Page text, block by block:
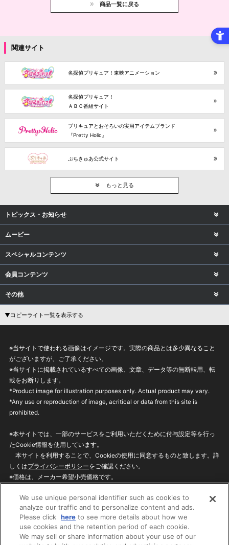
商品一覧に戻る
関連サイト
名探偵プリキュア！東映アニメーション
名探偵プリキュア！
ＡＢＣ番組サイト
プリキュアとおそろいの実用アイテムブランド
『Pretty Holic』
ぷちきゅあ公式サイト
もっと見る
トピックス・お知らせ
ムービー
スペシャルコンテンツ
会員コンテンツ
その他
▼コピーライト一覧を表示する
※当サイトで使われる画像はイメージです。実際の商品とは多少異なること
がございますが、ご了承ください。
※当サイトに掲載されているすべての画像、文章、データ等の無断転用、転
載をお断りします。
*Product image for illustration purposes only. Actual product may vary.
*Any use or reproduction of image, acritical or data from this site is
prohibited.
※本サイトでは、一部のサービスをご利用いただくために付与設定等を行っ
たCookie情報を使用しています。
本サイトを利用することで、Cookieの使用に同意するものと致します。詳
しくはプライバシーポリシーをご確認ください。
※価格は、メーカー希望小売価格です。
ざいますのでご了承ください。
privacypolicy
Do Not Sell or Share My
Personal Information
We use unique personal identifier such as cookies to
analyze our traffic and to personalize content and ads.
Please click here to see more details about how we
use cookies and the retention period of each cookie.
We may sell or share information about your use of our